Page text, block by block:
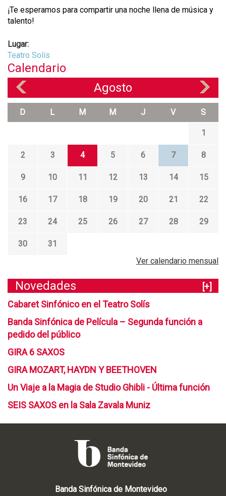
¡Te esperamos para compartir una noche llena de música y
talento!
Lugar:
Teatro Solís
Calendario
Agosto
D L M M J V S
1
2 3 4 5 6 7 8
9 10 11 12 13 14 15
16 17 18 19 20 21 22
23 24 25 26 27 28 29
30
31
Ver calendario mensual
Novedades
[+]
Cabaret Sinfónico en el Teatro Solís
Banda Sinfónica de Película – Segunda función a
pedido del público
GIRA 6 SAXOS
GIRA MOZART, HAYDN Y BEETHOVEN
Un Viaje a la Magia de Studio Ghibli - Última función
SEIS SAXOS en la Sala Zavala Muniz
Banda Sinfónica de Montevideo